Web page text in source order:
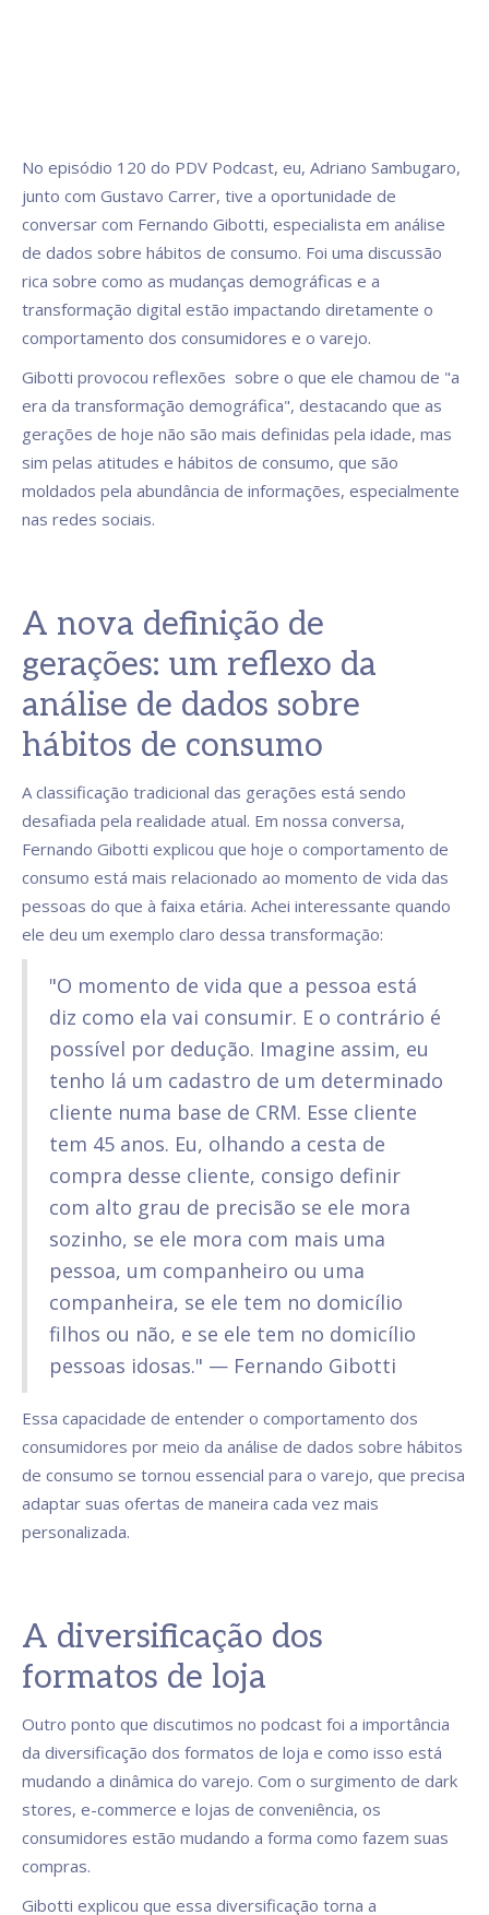
No episódio 120 do PDV Podcast, eu, Adriano Sambugaro,
junto com Gustavo Carrer, tive a oportunidade de
conversar com Fernando Gibotti, especialista em análise
de dados sobre hábitos de consumo. Foi uma discussão
rica sobre como as mudanças demográficas e a
transformação digital estão impactando diretamente o
comportamento dos consumidores e o varejo.
Gibotti provocou reflexões sobre o que ele chamou de "a
era da transformação demográfica", destacando que as
gerações de hoje não são mais definidas pela idade, mas
sim pelas atitudes e hábitos de consumo, que são
moldados pela abundância de informações, especialmente
nas redes sociais.
A nova definição de
gerações: um reflexo da
análise de dados sobre
hábitos de consumo
A classificação tradicional das gerações está sendo
desafiada pela realidade atual. Em nossa conversa,
Fernando Gibotti explicou que hoje o comportamento de
consumo está mais relacionado ao momento de vida das
pessoas do que à faixa etária. Achei interessante quando
ele deu um exemplo claro dessa transformação:
"O momento de vida que a pessoa está
diz como ela vai consumir. E o contrário é
possível por dedução. Imagine assim, eu
tenho lá um cadastro de um determinado
cliente numa base de CRM. Esse cliente
tem 45 anos. Eu, olhando a cesta de
compra desse cliente, consigo definir
com alto grau de precisão se ele mora
sozinho, se ele mora com mais uma
pessoa, um companheiro ou uma
companheira, se ele tem no domicílio
filhos ou não, e se ele tem no domicílio
pessoas idosas." — Fernando Gibotti
Essa capacidade de entender o comportamento dos
consumidores por meio da análise de dados sobre hábitos
de consumo se tornou essencial para o varejo, que precisa
adaptar suas ofertas de maneira cada vez mais
personalizada.
A diversificação dos
formatos de loja
Outro ponto que discutimos no podcast foi a importância
da diversificação dos formatos de loja e como isso está
mudando a dinâmica do varejo. Com o surgimento de dark
stores, e-commerce e lojas de conveniência, os
consumidores estão mudando a forma como fazem suas
compras.
Gibotti explicou que essa diversificação torna a